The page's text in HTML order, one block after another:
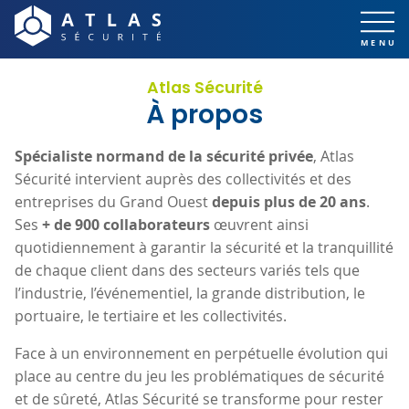
Atlas Sécurité
À propos
Spécialiste normand de la sécurité privée, Atlas
Sécurité intervient auprès des collectivités et des
entreprises du Grand Ouestdepuis plus de 20 ans.
Ses + de 900 collaborateurs œuvrent ainsi
quotidiennement à garantir la sécurité et la tranquillité
de chaque client dans des secteurs variés tels que
l’industrie, l’événementiel, la grande distribution, le
portuaire, le tertiaire et les collectivités.
Face à un environnement en perpétuelle évolution qui
place au centre du jeu les problématiques de sécurité
et de sûreté, Atlas Sécurité se transforme pour rester